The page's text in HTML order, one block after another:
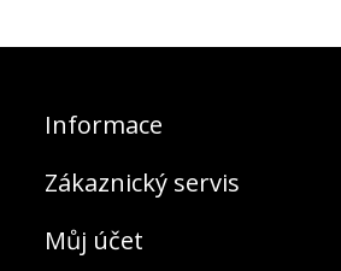
Informace
Zákaznický servis
Můj účet